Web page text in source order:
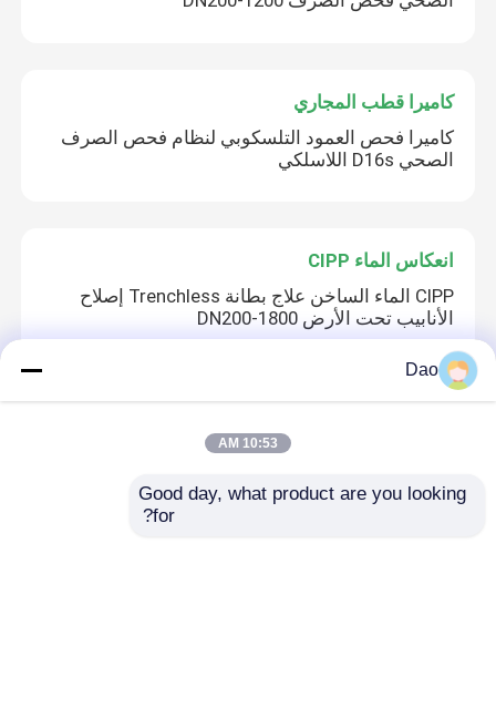
كاميرا قطب المجاري
كاميرا فحص العمود التلسكوبي لنظام فحص الصرف
الصحي D16s اللاسلكي
انعكاس الماء CIPP
CIPP الماء الساخن علاج بطانة Trenchless إصلاح
الأنابيب تحت الأرض DN200-1800
Dao
10:53 AM
Good day, what product are you looking
for?